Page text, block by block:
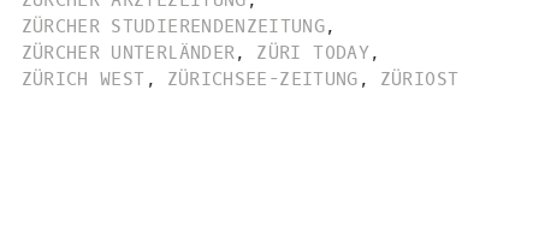
ZÜRCHER STUDIERENDENZEITUNG,
ZÜRCHER UNTERLÄNDER, ZÜRI TODAY,
ZÜRICH WEST , ZÜRICHSEE-ZEITUNG , ZÜRIOST